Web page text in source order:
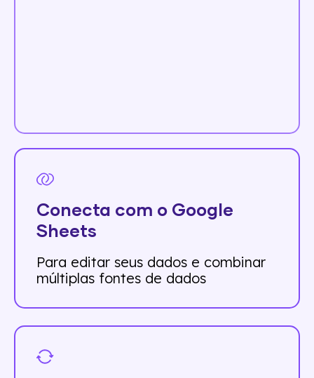
Conecta com o Google
Sheets
Para editar seus dados e combinar
múltiplas fontes de dados